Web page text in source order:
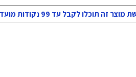
זה תוכלו לקבל עד 99 נקודות מועדון!